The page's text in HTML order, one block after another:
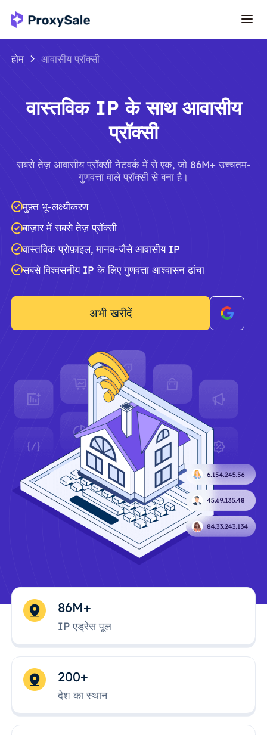
होम आवासीय प्रॉक्सी
वास्तविक IP के साथ आवासीय
प्रॉक्सी
सबसे तेज़ आवासीय प्रॉक्सी नेटवर्क में से एक, जो 86M+ उच्चतम-
गुणवत्ता वाले प्रॉक्सी से बना है।
मुफ़्त भू-लक्ष्यीकरण
बाज़ार में सबसे तेज़ प्रॉक्सी
वास्तविक प्रोफ़ाइल, मानव-जैसे आवासीय IP
सबसे विश्वसनीय IP के लिए गुणवत्ता आश्वासन ढांचा
अभी खरीदें
86M+
IP एड्रेस पूल
200+
देश का स्थान